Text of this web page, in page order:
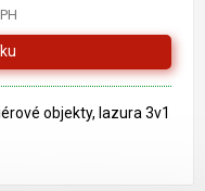
objekty, lazura 3v1